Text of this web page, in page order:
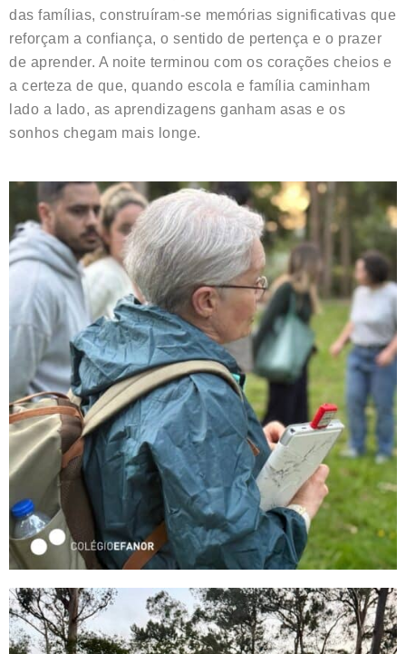
das famílias, construíram-se memórias significativas que
reforçam a confiança, o sentido de pertença e o prazer
de aprender. A noite terminou com os corações cheios e
a certeza de que, quando escola e família caminham
lado a lado, as aprendizagens ganham asas e os
sonhos chegam mais longe.